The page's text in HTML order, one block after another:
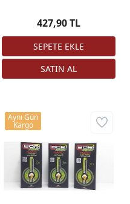
427,90 TL
Aynı Gün
Kargo